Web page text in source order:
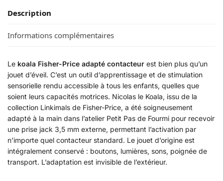
Description
Informations complémentaires
Le koala Fisher-Price adapté contacteur est bien plus qu’un
jouet d’éveil. C’est un outil d’apprentissage et de stimulation
sensorielle rendu accessible à tous les enfants, quelles que
soient leurs capacités motrices. Nicolas le Koala, issu de la
collection Linkimals de Fisher-Price, a été soigneusement
adapté à la main dans l’atelier Petit Pas de Fourmi pour recevoir
une prise jack 3,5 mm externe, permettant l’activation par
n’importe quel contacteur standard. Le jouet d’origine est
intégralement conservé : boutons, lumières, sons, poignée de
transport. L’adaptation est invisible de l’extérieur.